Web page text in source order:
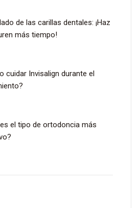
de las carillas dentales: ¡Haz
más tiempo!
cuidar Invisalign durante el
el tipo de ortodoncia más